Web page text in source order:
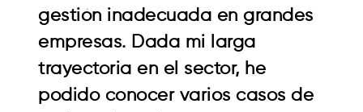
gestión inadecuada en grandes
empresas. Dada mi larga
trayectoria en el sector, he
podido conocer varios casos de